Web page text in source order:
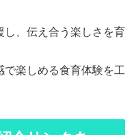
し、伝え合う楽しさを育
で楽しめる食育体験を工